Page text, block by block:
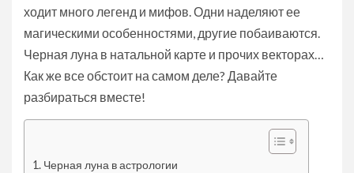
ходит много легенд и мифов. Одни наделяют ее
магическими особенностями, другие побаиваются.
Черная луна в натальной карте и прочих векторах…
Как же все обстоит на самом деле? Давайте
разбираться вместе!
Черная луна в астрологии